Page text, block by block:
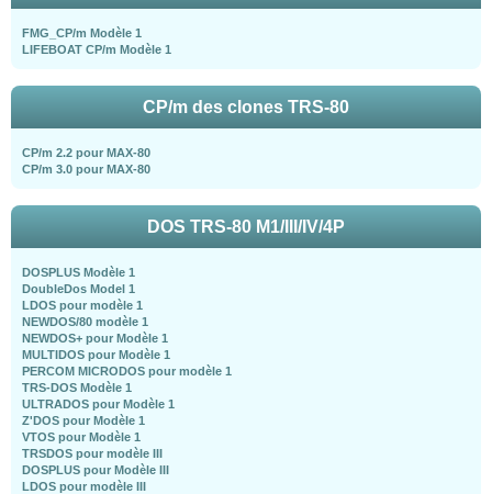
FMG_CP/m Modèle 1
LIFEBOAT CP/m Modèle 1
CP/m des clones TRS-80
CP/m 2.2 pour MAX-80
CP/m 3.0 pour MAX-80
DOS TRS-80 M1/III/IV/4P
DOSPLUS Modèle 1
DoubleDos Model 1
LDOS pour modèle 1
NEWDOS/80 modèle 1
NEWDOS+ pour Modèle 1
MULTIDOS pour Modèle 1
PERCOM MICRODOS pour modèle 1
TRS-DOS Modèle 1
ULTRADOS pour Modèle 1
Z'DOS pour Modèle 1
VTOS pour Modèle 1
TRSDOS pour modèle III
DOSPLUS pour Modèle III
LDOS pour modèle III